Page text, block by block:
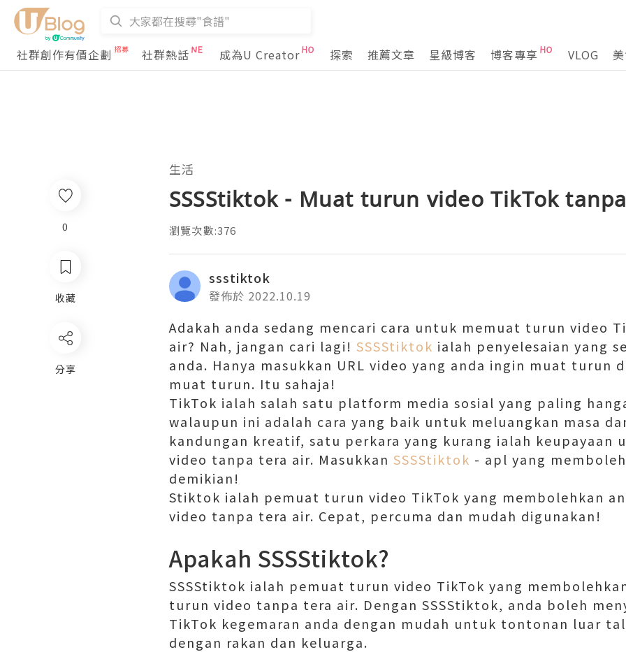
社群創作有價企劃 社群熱話 成為U Creator 探索 推薦文章 星級博客 博客專享 VLOG
生活
SSSStiktok - Muat turun video TikTok
瀏覽次數:376
ssstiktok
發佈於 2022.10.19
Adakah anda sedang mencari cara untuk memuat turun video
air? Nah, jangan cari lagi! SSSStiktok ialah penyelesaian yang
anda. Hanya masukkan URL video yang anda ingin muat turun
muat turun. Itu sahaja!
TikTok ialah salah satu platform media sosial yang paling
walaupun ini adalah cara yang baik untuk meluangkan masa
kandungan kreatif, satu perkara yang kurang ialah keupayaan
video tanpa tera air. Masukkan SSSStiktok - apl yang
demikian!
Stiktok ialah pemuat turun video TikTok yang membolehkan
video tanpa tera air. Cepat, percuma dan mudah digunakan!
Apakah SSSStiktok?
SSSStiktok ialah pemuat turun video TikTok yang
turun video tanpa tera air. Dengan SSSStiktok, anda boleh
TikTok kegemaran anda dengan mudah untuk tontonan luar
dengan rakan dan keluarga.
0
收藏
分享